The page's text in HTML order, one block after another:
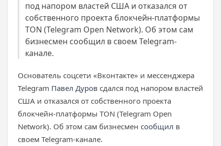
под напором властей США и отказался от
собственного проекта блокчейн-платформы
TON (Telegram Open Network). Об этом сам
бизнесмен сообщил в своем Telegram-
канале.
Основатель соцсети «Вконтакте» и мессенджера
Telegram Павел Дуров сдался под напором властей
США и отказался от собственного проекта
блокчейн-платформы TON (Telegram Open
Network). Об этом сам бизнесмен сообщил в
своем Telegram-канале.